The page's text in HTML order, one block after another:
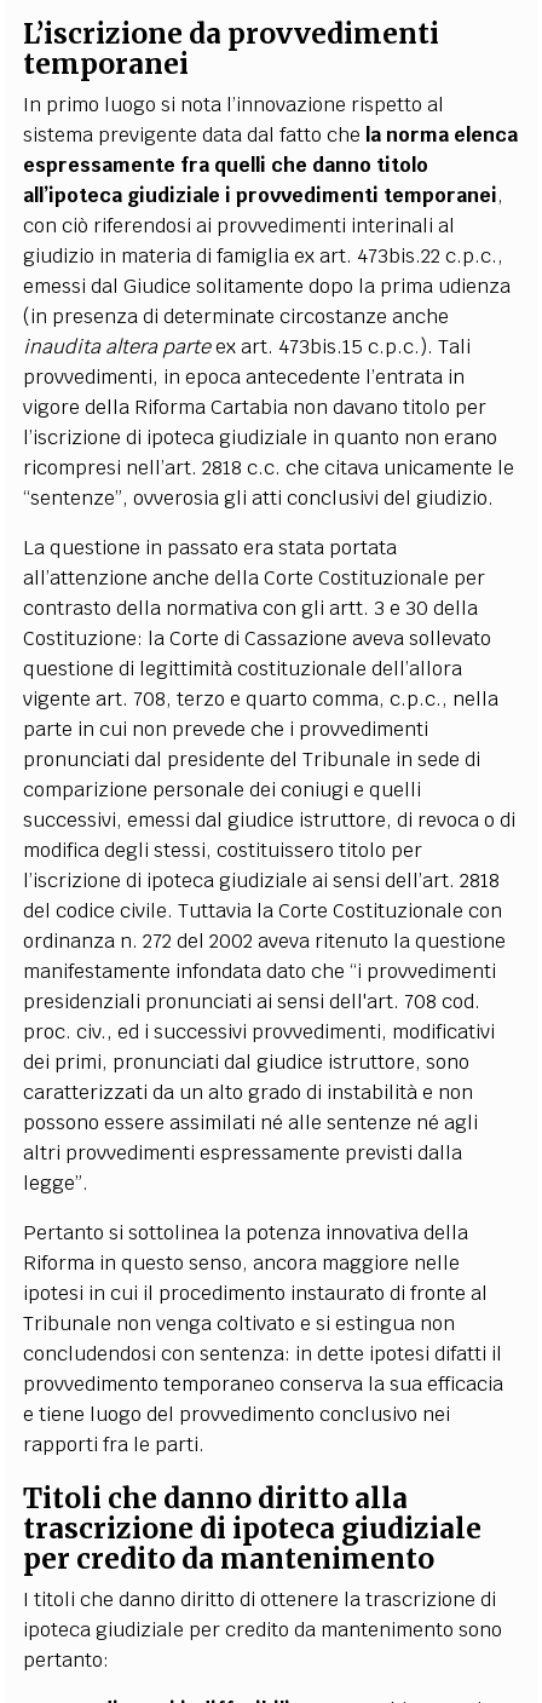
L’iscrizione da provvedimenti
temporanei
In primo luogo si nota l’innovazione rispetto al
sistema previgente data dal fatto che la norma elenca
espressamente fra quelli che danno titolo
all’ipoteca giudiziale i provvedimenti temporanei,
con ciò riferendosi ai provvedimenti interinali al
giudizio in materia di famiglia ex art. 473bis.22 c.p.c.,
emessi dal Giudice solitamente dopo la prima udienza
(in presenza di determinate circostanze anche
inaudita altera parteex art. 473bis.15 c.p.c.). Tali
provvedimenti, in epoca antecedente l’entrata in
vigore della Riforma Cartabia non davano titolo per
l’iscrizione di ipoteca giudiziale in quanto non erano
ricompresi nell’art. 2818 c.c. che citava unicamente le
“sentenze”, ovverosia gli atti conclusivi del giudizio.
La questione in passato era stata portata
all’attenzione anche della Corte Costituzionale per
contrasto della normativa con gli artt. 3 e 30 della
Costituzione: la Corte di Cassazione aveva sollevato
questione di legittimità costituzionale dell’allora
vigente art. 708, terzo e quarto comma, c.p.c., nella
parte in cui non prevede che i provvedimenti
pronunciati dal presidente del Tribunale in sede di
comparizione personale dei coniugi e quelli
successivi, emessi dal giudice istruttore, di revoca o di
modifica degli stessi, costituissero titolo per
l’iscrizione di ipoteca giudiziale ai sensi dell’art. 2818
del codice civile. Tuttavia la Corte Costituzionale con
ordinanza n. 272 del 2002 aveva ritenuto la questione
manifestamente infondata dato che “i provvedimenti
presidenziali pronunciati ai sensi dell'art. 708 cod.
proc. civ., ed i successivi provvedimenti, modificativi
dei primi, pronunciati dal giudice istruttore, sono
caratterizzati da un alto grado di instabilità e non
possono essere assimilati né alle sentenze né agli
altri provvedimenti espressamente previsti dalla
legge”.
Pertanto si sottolinea la potenza innovativa della
Riforma in questo senso, ancora maggiore nelle
ipotesi in cui il procedimento instaurato di fronte al
Tribunale non venga coltivato e si estingua non
concludendosi con sentenza: in dette ipotesi difatti il
provvedimento temporaneo conserva la sua efficacia
e tiene luogo del provvedimento conclusivo nei
rapporti fra le parti.
Titoli che danno diritto alla
trascrizione di ipoteca giudiziale
per credito da mantenimento
I titoli che danno diritto di ottenere la trascrizione di
ipoteca giudiziale per credito da mantenimento sono
pertanto: